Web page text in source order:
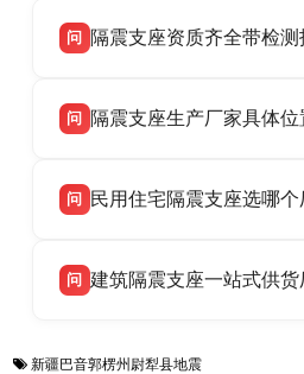
务，主营 LRB/LNR/HDR/
问 隔震支座资质齐全带检
震支座生产经验，实体工
问 隔震支座生产厂家具体位
LNR 天然、HDR 高阻尼
问 民用住宅隔震支座选哪
业选型设计与安装技术支
问 建筑隔震支座一站式供货
系列支座，资质、检测报
新疆巴音郭楞州尉犁县地震